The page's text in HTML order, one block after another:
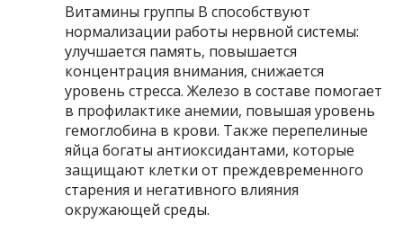
Витамины группы В способствуют
нормализации работы нервной системы:
улучшается память, повышается
концентрация внимания, снижается
уровень стресса. Железо в составе помогает
в профилактике анемии, повышая уровень
гемоглобина в крови. Также перепелиные
яйца богаты антиоксидантами, которые
защищают клетки от преждевременного
старения и негативного влияния
окружающей среды.